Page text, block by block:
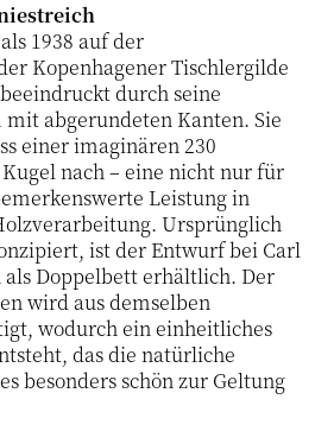
1938 auf der
Kopenhagener Tischlergilde
durch seine
mit abgerundeten Kanten. Sie
einer imaginären 230
nach – eine nicht nur für
Leistung in
Ursprünglich
ist der Entwurf bei Carl
als Doppelbett erhältlich. Der
wird aus demselben
wodurch ein einheitliches
das die natürliche
besonders schön zur Geltung